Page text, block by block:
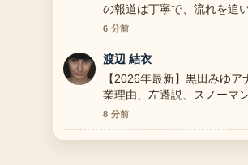
の報道は丁寧で、流れを追
6 分前
渡辺 結衣
【2026年最新】黒田みゆ
業理由、左遷説、スノーマ
の検証がしっかりしていて
8 分前